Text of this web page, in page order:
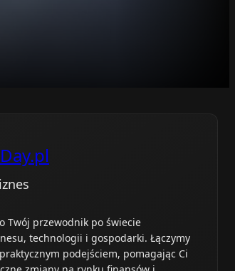
Twój przewodnik po świecie
technologii i gospodarki. Łączymy
podejściem, pomagając Ci